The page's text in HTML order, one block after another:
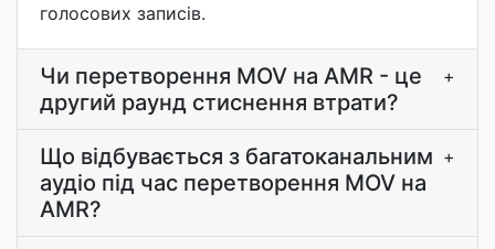
голосових записів.
Чи перетворення MOV на AMR - це
другий раунд стиснення втрати?
+
Що відбувається з багатоканальним
аудіо під час перетворення MOV на
AMR?
+